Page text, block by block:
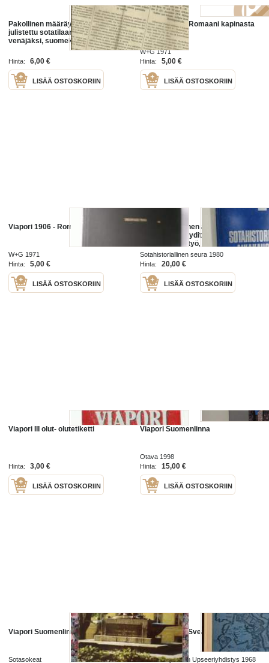
Pakollinen määräys ... Suomi
julistettu sotatilaan ... Viapori / 1915
venäjäksi, suomeksi ja ruotsiksi
Hinta: 6,00 €
LISÄÄ OSTOSKORIIN
Viapori 1906 - Romaani kapinasta
W+G 1971
Hinta:
5,00 €
LISÄÄ OSTOSKORIIN
Viapori 1906 - Romaani kapinasta
W+G 1971
Hinta:
5,00 €
LISÄÄ OSTOSKORIIN
Sotahistoriallinen aikakauskirja 1,
Ståhlbergin kyyditys, Suomi-Saksa
laivastoyhteistyö, Karttahuolto
1941-45, Viapori ja sen tykistö,
Sotamuistonäyttelyt 1941-1943
Sotahistoriallinen seura 1980
Hinta:
20,00 €
LISÄÄ OSTOSKORIIN
Viapori III olut- olutetiketti
Hinta: 3,00 €
LISÄÄ OSTOSKORIIN
Viapori Suomenlinna
Otava 1998
Hinta:
15,00 €
LISÄÄ OSTOSKORIIN
Viapori Suomenlinna
Sotasokeat
Suomenlinna. Sveaborg-Viapori
Rannikkotykistön Upseeriyhdistys 1968